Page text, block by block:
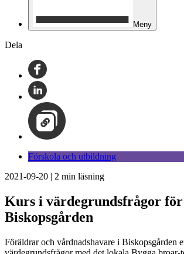
Meny
Dela
Förskola och utbildning
2021-09-20 | 2 min läsning
Kurs i värdegrundsfrågor
Biskopsgården
Föräldrar och vårdnadshavare i Biskopsgården